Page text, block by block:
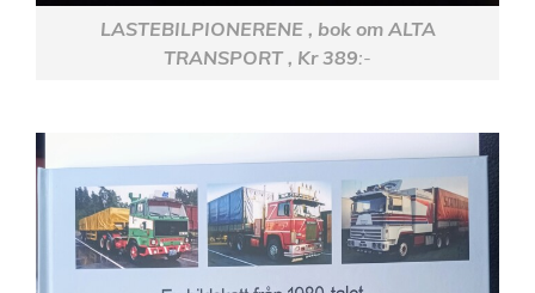
LASTEBILPIONERENE , bok om ALTA
TRANSPORT , Kr 389:-